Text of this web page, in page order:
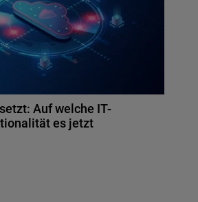
Auf welche IT-
es jetzt